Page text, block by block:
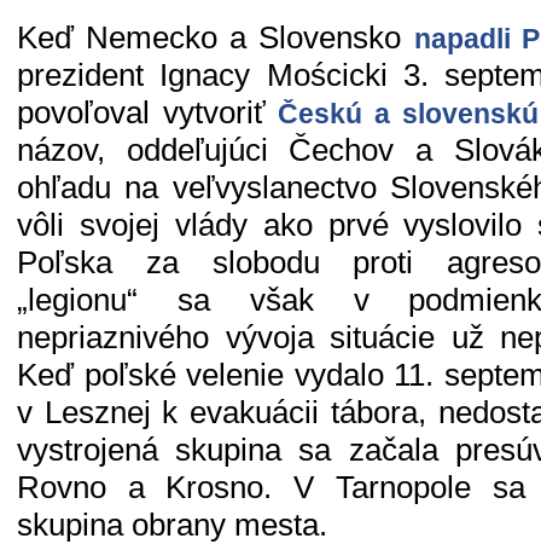
Keď Nemecko a Slovensko napadli
prezident Ignacy Mościcki 3.
povoľoval vytvoriť Českú a
názov, oddeľujúci Čechov a
ohľadu na veľvyslanectvo
vôli svojej vlády ako prvé vyslovilo
Poľska za slobodu proti
„legionu“ sa však v
nepriaznivého vývoja situácie už
Keď poľské velenie vydalo 11.
v Lesznej k evakuácii tábora,
vystrojená skupina sa začala
Rovno a Krosno. V Tarnopole sa
skupina obrany mesta.